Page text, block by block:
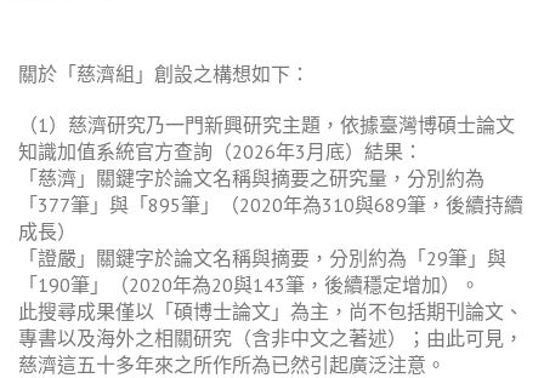
關於「慈濟組」創設之構想如下：
（1）慈濟研究乃一門新興研究主題，依據臺灣博碩士論文
知識加值系統官方查詢（2026年3月底）結果：
「慈濟」關鍵字於論文名稱與摘要之研究量，分別約為
「377筆」與「895筆」（2020年為310與689筆，後續持續
成長）
「證嚴」關鍵字於論文名稱與摘要，分別約為「29筆」與
「190筆」（2020年為20與143筆，後續穩定增加）。
此搜尋成果僅以「碩博士論文」為主，尚不包括期刊論文、
專書以及海外之相關研究（含非中文之著述）；由此可見，
慈濟這五十多年來之所作所為已然引起廣泛注意。